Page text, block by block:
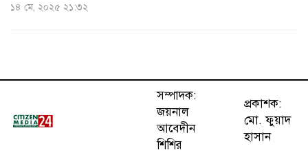
১৪ মে, ২০২৫ ২১:৩২
সম্পাদক:
জয়নাল
আবেদীন
শিশির
প্রকাশক:
মো. ফুয়াদ
হাসান